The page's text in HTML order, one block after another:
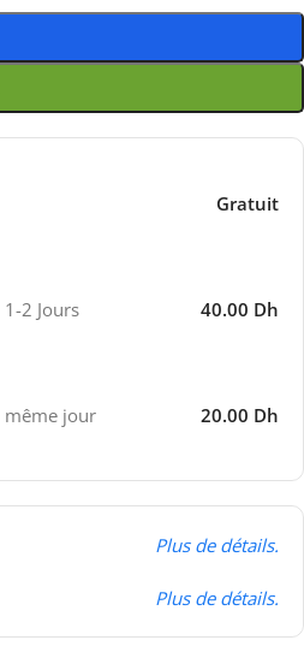
Gratuit
1-2 Jours 40.00 Dh
même jour 20.00 Dh
Plus de détails.
Plus de détails.